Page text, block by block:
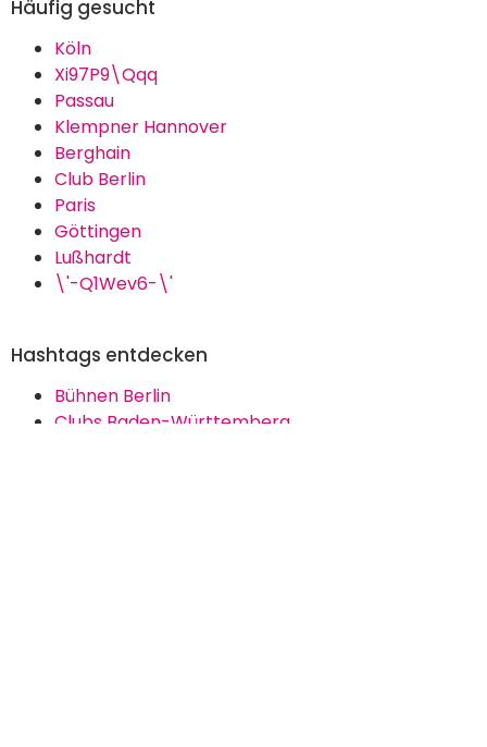
Häufig gesucht
Köln
Xi97P9\Qqq
Passau
Klempner Hannover
Berghain
Club Berlin
Paris
Göttingen
Lußhardt
\'-Q1Wev6-\'
Hashtags entdecken
Bühnen Berlin
Clubs Baden-Württemberg